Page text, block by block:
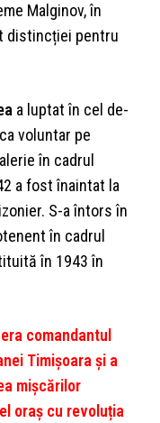
Malginov, în
distincției pentru
a luptat în cel de-
voluntar pe
în cadrul
a fost înaintat la
S-a întors în
în cadrul
în 1943 în
comandantul
Timișoara și a
mișcărilor
oraș cu revoluția